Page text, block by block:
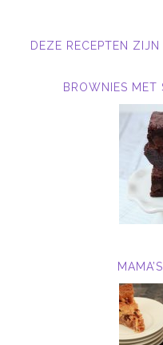
DEZE RECEPTEN
BROWNIES MET